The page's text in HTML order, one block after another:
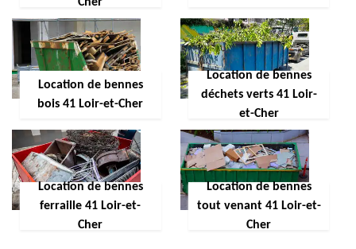
Location de bennes
bois 41 Loir-et-Cher
Location de bennes
déchets verts 41 Loir-
et-Cher
Location de bennes
ferraille 41 Loir-et-
Cher
Location de bennes
tout venant 41 Loir-et-
Cher